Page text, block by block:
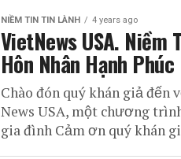
NIỀM TIN TIN LÀNH 4 years ago
VietNews USA. Niềm
Hôn Nhân Hạnh Phúc
Chào đón quý khán giả
News USA, một chương
gia đình Cảm ơn quý khán